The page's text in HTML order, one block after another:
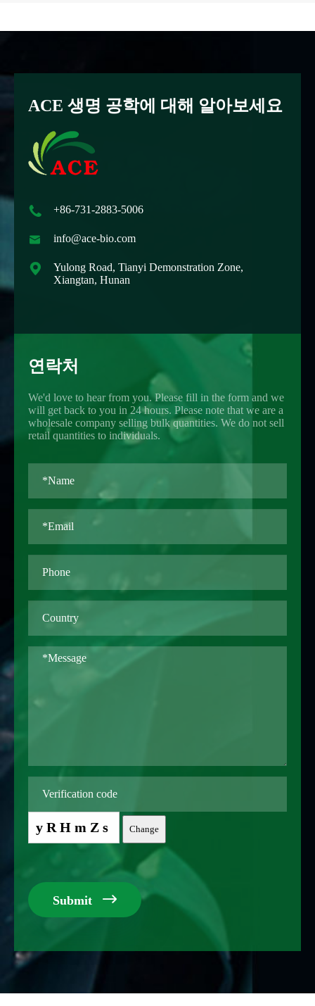
ACE 생명 공학에 대해 알아보세요
 +86-731-2883-5006
 info@ace-bio.com

Yulong Road, Tianyi Demonstration Zone,
Xiangtan, Hunan
연락처
We'd love to hear from you. Please fill in the form and we
will get back to you in 24 hours. Please note that we are a
wholesale company selling bulk quantities. We do not sell
retail quantities to individuals.
yRHmZs Change
Submit 